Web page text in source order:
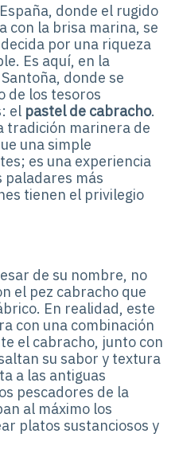
donde el rugido
con la brisa marina, se
por una riqueza
Es aquí, en la
donde se
de los tesoros
el pastel de cabracho.
tradición marinera de
una simple
es una experiencia
paladares más
tienen el privilegio
de su nombre, no
el pez cabracho que
En realidad, este
con una combinación
el cabracho, junto con
su sabor y textura
a las antiguas
pescadores de la
al máximo los
platos sustanciosos y